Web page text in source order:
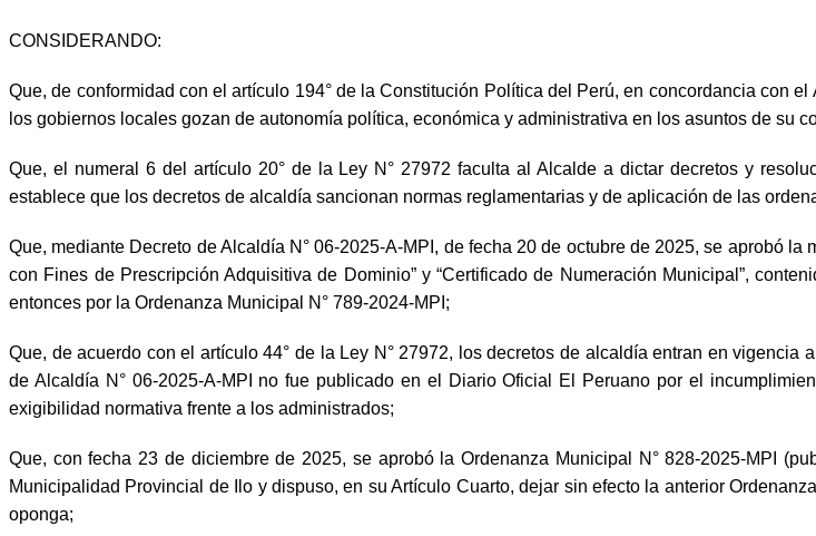
CONSIDERANDO:
Que, de conformidad con el artículo 194° de la Constitución Política del Perú, en concordancia con
los gobiernos locales gozan de autonomía política, económica y administrativa en los asuntos de su
Que, el numeral 6 del artículo 20° de la Ley N° 27972 faculta al Alcalde a dictar decretos y
establece que los decretos de alcaldía sancionan normas reglamentarias y de aplicación de las
Que, mediante Decreto de Alcaldía N° 06-2025-A-MPI, de fecha 20 de octubre de 2025, se aprobó
con Fines de Prescripción Adquisitiva de Dominio” y “Certificado de Numeración Municipal”,
entonces por la Ordenanza Municipal N° 789-2024-MPI;
Que, de acuerdo con el artículo 44° de la Ley N° 27972, los decretos de alcaldía entran en
de Alcaldía N° 06-2025-A-MPI no fue publicado en el Diario Oficial El Peruano por el
exigibilidad normativa frente a los administrados;
Que, con fecha 23 de diciembre de 2025, se aprobó la Ordenanza Municipal N° 828-2025-MPI
Municipalidad Provincial de Ilo y dispuso, en su Artículo Cuarto, dejar sin efecto la anterior
oponga;